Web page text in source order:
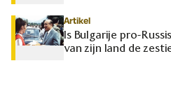
Artikel
Is Bulgarije pro-
van zijn land de